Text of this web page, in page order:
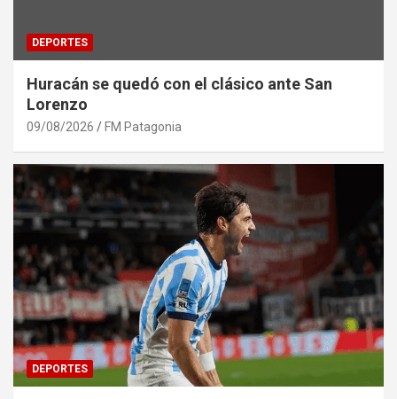
DEPORTES
Huracán se quedó con el clásico ante San
Lorenzo
09/08/2026 FM Patagonia
DEPORTES